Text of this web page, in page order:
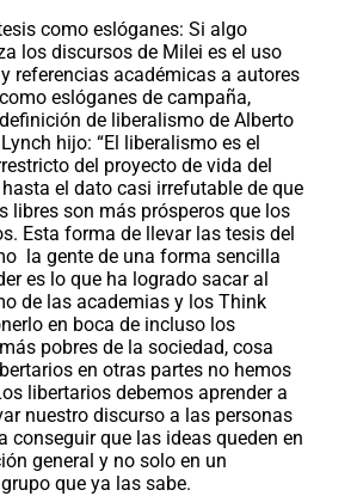
como eslóganes: Si algo
los discursos de Milei es el uso
referencias académicas a autores
eslóganes de campaña,
de liberalismo de Alberto
hijo: “El liberalismo es el
del proyecto de vida del
hasta el dato casi irrefutable de que
libres son más prósperos que los
Esta forma de llevar las tesis del
la gente de una forma sencilla
es lo que ha logrado sacar al
de las academias y los Think
en boca de incluso los
pobres de la sociedad, cosa
en otras partes no hemos
libertarios debemos aprender a
nuestro discurso a las personas
conseguir que las ideas queden en
general y no solo en un
que ya las sabe.